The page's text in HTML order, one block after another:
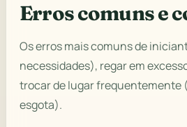
Erros comuns e
Os erros mais comuns de
necessidades), regar em
trocar de lugar frequentemente
esgota).